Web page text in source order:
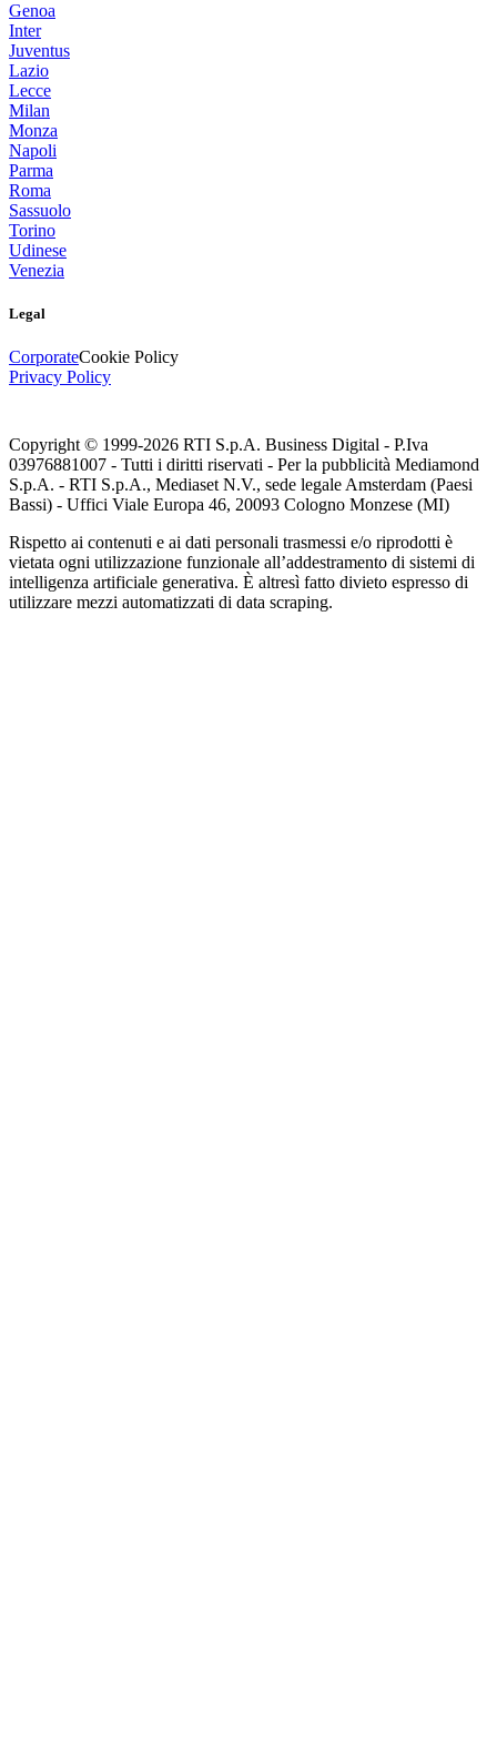
Genoa
Inter
Juventus
Lazio
Lecce
Milan
Monza
Napoli
Parma
Roma
Sassuolo
Torino
Udinese
Venezia
Legal
CorporateCookie Policy
Privacy Policy
Copyright © 1999-2026 RTI S.p.A. Business Digital - P.Iva
03976881007 - Tutti i diritti riservati - Per la pubblicità Mediamond
S.p.A. - RTI S.p.A., Mediaset N.V., sede legale Amsterdam (Paesi
Bassi) - Uffici Viale Europa 46, 20093 Cologno Monzese (MI)
Rispetto ai contenuti e ai dati personali trasmessi e/o riprodotti è
vietata ogni utilizzazione funzionale all’addestramento di sistemi di
intelligenza artificiale generativa. È altresì fatto divieto espresso di
utilizzare mezzi automatizzati di data scraping.